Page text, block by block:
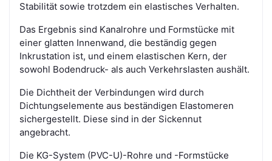
Stabilität sowie trotzdem ein elastisches Verhalten.
Das Ergebnis sind Kanalrohre und Formstücke mit
einer glatten Innenwand, die beständig gegen
Inkrustation ist, und einem elastischen Kern, der
sowohl Bodendruck- als auch Verkehrslasten aushält.
Die Dichtheit der Verbindungen wird durch
Dichtungselemente aus beständigen Elastomeren
sichergestellt. Diese sind in der Sickennut
angebracht.
Die KG-System (PVC-U)-Rohre und -Formstücke